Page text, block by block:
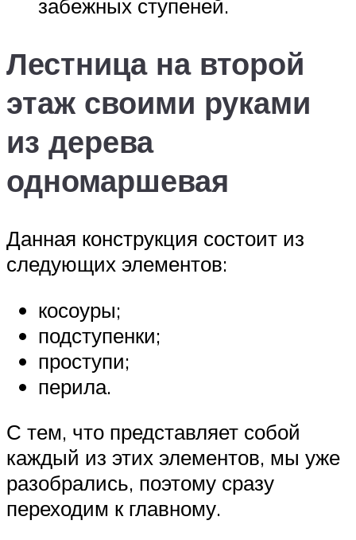
забежных ступеней.
Лестница на второй
этаж своими руками
из дерева
одномаршевая
Данная конструкция состоит из
следующих элементов:
косоуры;
подступенки;
проступи;
перила.
С тем, что представляет собой
каждый из этих элементов, мы уже
разобрались, поэтому сразу
переходим к главному.